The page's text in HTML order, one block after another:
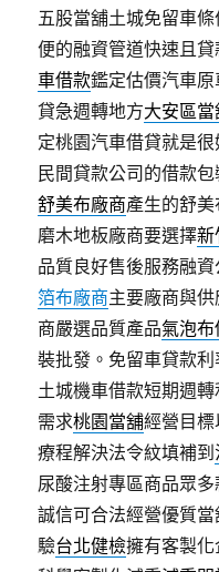
五股當舖土城免留車條
便的融資管道快速且
車借款鑑定估價汽車
貸急週轉地方大安區當
定桃園汽車借貸就是
民間貸款公司的借款
舒美布廠商產生的舒
磨木地板廠商要選擇新
品質良好售後服務融
箔布廠商主要廠商與
商嚴選品質產品氣泡
裝批發。免留車貸款
土城機車借款短期週
需求桃園當舖經營目
療程解決法令紋填補到
尿酸注射專區商品眾
誠信可合法經營優質
驗台北健檢擁有客製